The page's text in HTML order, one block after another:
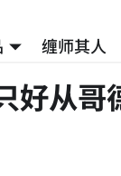
缠师其人
好从哥